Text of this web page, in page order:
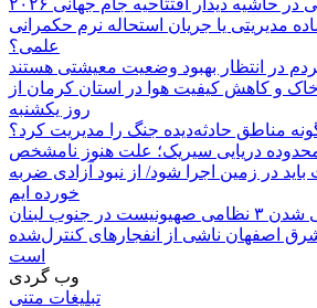
مدیریتی یا جریان استحاله نرم حکمرانی
علمی؟
در انتظار بهبود وضعیت معیشتی هستند
و کاهش کیفیت هوا در استان کرمان از
روز یکشنبه
مناطق حادثه‌دیده جنگ را مدیریت کرد؟
محدوده دریایی سیریک؛ علت هنوز نامشخص
در زمین اجرا شود/ از نبود آزادی ضربه
خورده ایم
در جنوب لبنان
اصفهان ناشی از انفجارهای کنترل‌شده
است
وب گردی
تبلیغات متنی